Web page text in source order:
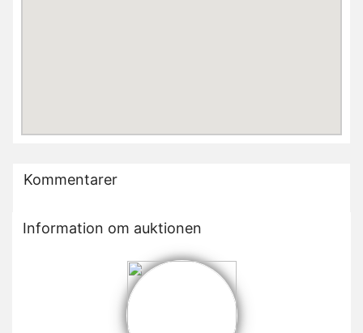
Kommentarer
Information om auktionen